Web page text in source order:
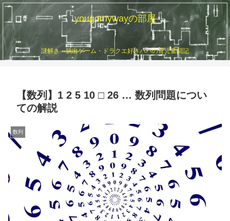
yougomywayの部屋
謎解き・脱出ゲーム・ドラクエ好きパパの育児奮闘記
【数列】1 2 5 10 □ 26 … 数列問題につい
ての解説
数列